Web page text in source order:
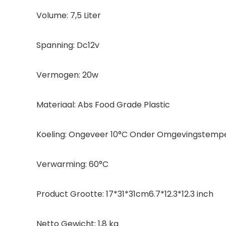
Volume: 7,5 Liter
Spanning: Dc12v
Vermogen: 20w
Materiaal: Abs Food Grade Plastic
Koeling: Ongeveer 10°C Onder
Verwarming: 60°C
Product Grootte: 17*31*31cm6.7*12.3*12.3 inch
Netto Gewicht: 1,8 kg